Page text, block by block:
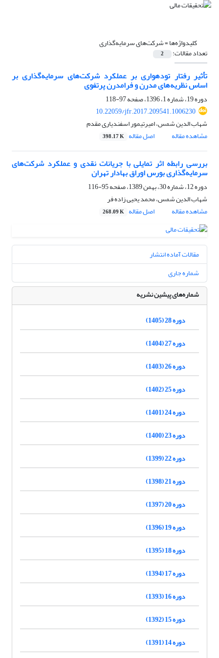
کلیدواژه‌ها =شرکت‌های سرمایه‌گذاری
تعداد مقالات: 2
تأثیر رفتار توده‎واری بر عملکرد شرکت‌های سرمایه‌گذاری بر
اساس نظریه‌های مدرن و فرامدرن پرتفوی
دوره 19، شماره 1، 1396، صفحه
97-118
10.22059/jfr.2017.209541.1006230
شهاب الدین شمس، امیرتیمور اسفندیاری مقدم
مشاهده مقاله
اصل مقاله 398.17 K
بررسی رابطه اثر تمایلی با جریانات نقدی و عملکرد شرکت‌های
سرمایه‌گذاری بورس اوراق بهادار تهران
دوره 12، شماره 30، بهمن 1389، صفحه
95-116
شهاب الدین شمس، محمد یحیی زاده فر
مشاهده مقاله
اصل مقاله 268.09 K
مقالات آماده انتشار
شماره جاری
شماره‌های پیشین نشریه
دوره 28 (1405)
دوره 27 (1404)
دوره 26 (1403)
دوره 25 (1402)
دوره 24 (1401)
دوره 23 (1400)
دوره 22 (1399)
دوره 21 (1398)
دوره 20 (1397)
دوره 19 (1396)
دوره 18 (1395)
دوره 17 (1394)
دوره 16 (1393)
دوره 15 (1392)
دوره 14 (1391)